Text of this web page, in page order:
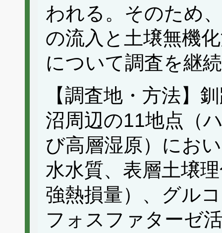
われる。そのため
の流入と土壌無機
について調査を継
【調査地・方法】
沼周辺の11地点（
び高層湿原）にお
水水質、表層土壌
強熱損量）、グル
フォスファターゼ